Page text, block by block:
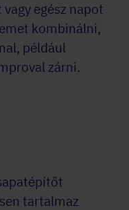
egész napot
kombinálni,
például
zárni.
tartalmaz